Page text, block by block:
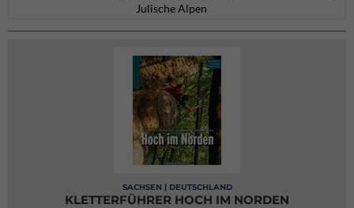
Julische Alpen
SACHSEN | DEUTSCHLAND
KLETTERFÜHRER HOCH IM NORDEN